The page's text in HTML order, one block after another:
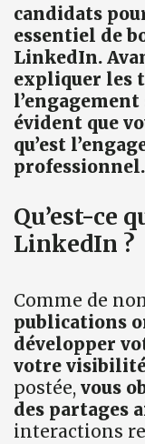
candidats
essentiel de
LinkedIn.
expliquer les
évident que
qu’est
professionnel.
Qu’est-ce
LinkedIn ?
Comme de
publications
développer
votre
postée, vous
des partages
interactions